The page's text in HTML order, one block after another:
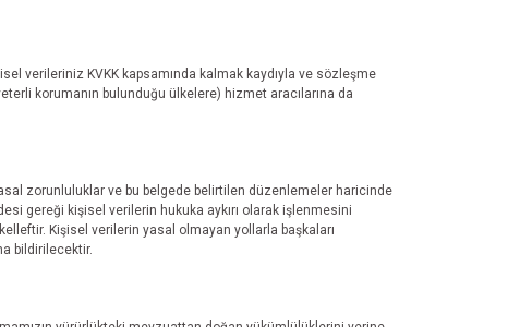
verileriniz KVKK kapsamında kalmak kaydıyla ve sözleşme
korumanın bulunduğu ülkelere) hizmet aracılarına da
zorunluluklar ve bu belgede belirtilen düzenlemeler haricinde
gereği kişisel verilerin hukuka aykırı olarak işlenmesini
Kişisel verilerin yasal olmayan yollarla başkaları
bildirilecektir.